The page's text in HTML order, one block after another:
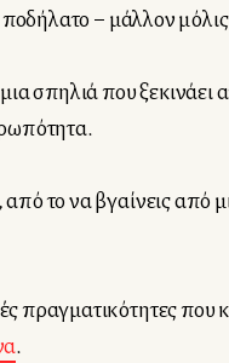
– μάλλον
που ξεκινάει
το να βγαίνεις από
πραγματικότητες που
.